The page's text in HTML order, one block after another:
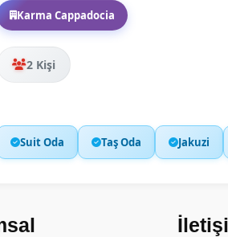
Karma Cappadocia
2 Kişi
Suit Oda Taş Oda Jakuzi